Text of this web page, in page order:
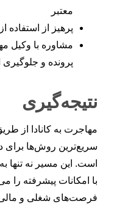
معتبر
پرهیز از استفاده
مشاوره با وکیل
پرونده و
نتیجه‌گیری
مهاجرت به کانادا از
سریع‌ترین روش‌ها برای
است. این مسیر نه تنها
با امکانات پیشرفته را
فرصت‌های شغلی و مالی